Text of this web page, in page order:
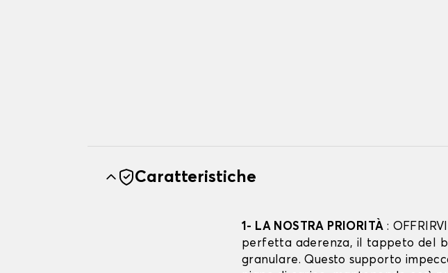
Caratteristiche
1- LA NOSTRA PRIORITÀ :
perfetta aderenza, il tappeto del
granulare. Questo supporto